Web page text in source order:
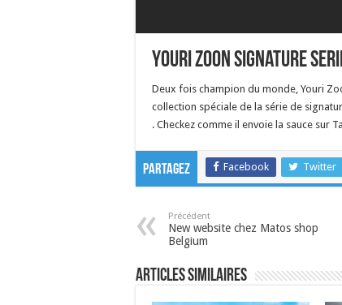
Youri Zoon signature
Deux fois champion du monde, Youri
collection spéciale de la série de
. Checkez comme il envoie la sauce sur
Partagez Facebook Twitter
Précédent
New website chez Matos shop
Belgium
Articles similaires